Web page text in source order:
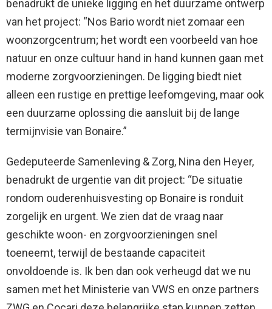
benadrukt de unieke ligging en het duurzame ontwerp
van het project: “Nos Bario wordt niet zomaar een
woonzorgcentrum; het wordt een voorbeeld van hoe
natuur en onze cultuur hand in hand kunnen gaan met
moderne zorgvoorzieningen. De ligging biedt niet
alleen een rustige en prettige leefomgeving, maar ook
een duurzame oplossing die aansluit bij de lange
termijnvisie van Bonaire.”
Gedeputeerde Samenleving & Zorg, Nina den Heyer,
benadrukt de urgentie van dit project: “De situatie
rondom ouderenhuisvesting op Bonaire is ronduit
zorgelijk en urgent. We zien dat de vraag naar
geschikte woon- en zorgvoorzieningen snel
toeneemt, terwijl de bestaande capaciteit
onvoldoende is. Ik ben dan ook verheugd dat we nu
samen met het Ministerie van VWS en onze partners